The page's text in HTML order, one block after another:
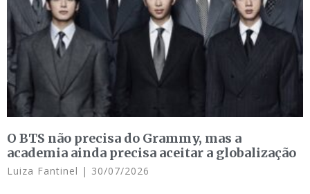
O BTS não precisa do Grammy, mas a
academia ainda precisa aceitar a globalização
Luiza Fantinel 30/07/2026